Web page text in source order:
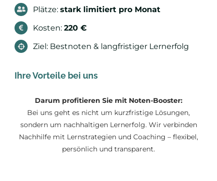
Plätze:stark limitiert pro Monat
Kosten:220 €
Ziel: Bestnoten & langfristiger Lernerfolg
Ihre Vorteile bei uns
Darum profitieren Sie mit Noten-Booster:
Bei uns geht es nicht um kurzfristige Lösungen,
sondern um nachhaltigen Lernerfolg. Wir verbinden
Nachhilfe mit Lernstrategien und Coaching – flexibel,
persönlich und transparent.